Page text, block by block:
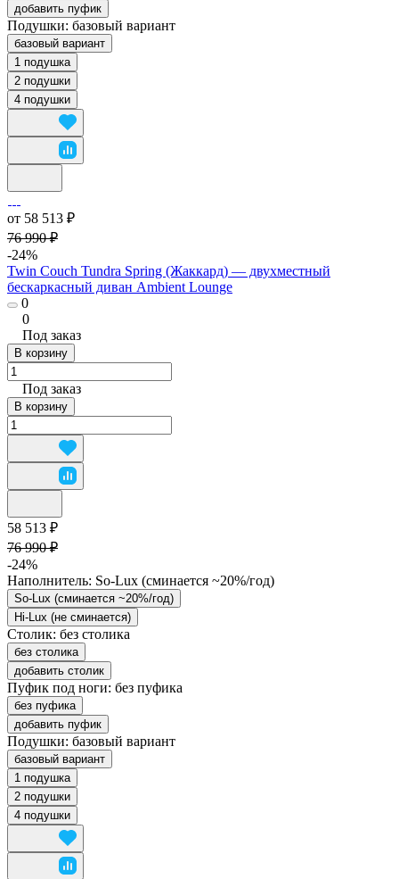
добавить пуфик
Подушки: базовый вариант
базовый вариант
1 подушка
2 подушки
4 подушки
от 58 513 ₽
76 990 ₽
-24%
Twin Couch Tundra Spring (Жаккард) — двухместный
бескаркасный диван Ambient Lounge
0
0
Под заказ
В корзину
Под заказ
В корзину
58 513 ₽
76 990 ₽
-24%
Наполнитель: So-Lux (cминается ~20%/год)
So-Lux (cминается ~20%/год)
Hi-Lux (не сминается)
Столик: без столика
без столика
добавить столик
Пуфик под ноги: без пуфика
без пуфика
добавить пуфик
Подушки: базовый вариант
базовый вариант
1 подушка
2 подушки
4 подушки